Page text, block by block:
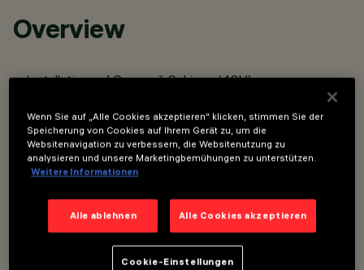
Overview
Installation auf Superrail-Schiene (48V).
integriertem Treiber.
LED CoB mit hohem Farbwiedergabeindex.
Gehäuse bestehend aus der Verbindung von zwei
Schienenverbindungsbügel aus lackiertem Zamak.
der horizontalen Achse.
Wenn Sie auf „Alle Cookies akzeptieren“ klicken, stimmen Sie der
Speicherung von Cookies auf Ihrem Gerät zu, um die
Websitenavigation zu verbessern, die Websitenutzung zu
analysieren und unsere Marketingbemühungen zu unterstützen.
Weitere Informationen
Alle ablehnen Alle Cookies akzeptieren
Cookie-Einstellungen